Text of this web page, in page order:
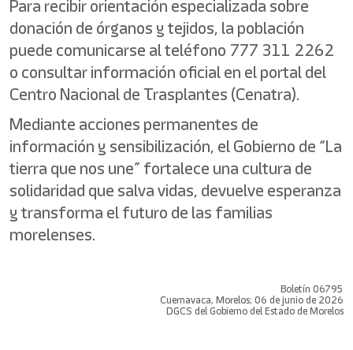
Para recibir orientación especializada sobre
donación de órganos y tejidos, la población
puede comunicarse al teléfono 777 311 2262
o consultar información oficial en el portal del
Centro Nacional de Trasplantes (Cenatra).
Mediante acciones permanentes de
información y sensibilización, el Gobierno de “La
tierra que nos une” fortalece una cultura de
solidaridad que salva vidas, devuelve esperanza
y transforma el futuro de las familias
morelenses.
Boletín 06795
Cuernavaca, Morelos; 06 de junio de 2026
DGCS del Gobierno del Estado de Morelos